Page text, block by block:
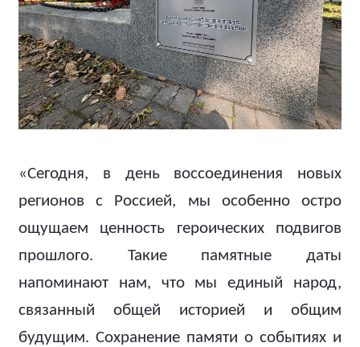
«Сегодня, в день воссоединения новых
регионов с Россией, мы особенно остро
ощущаем ценность героических подвигов
прошлого. Такие памятные даты
напоминают нам, что мы единый народ,
связанный общей историей и общим
будущим. Сохранение памяти о событиях и